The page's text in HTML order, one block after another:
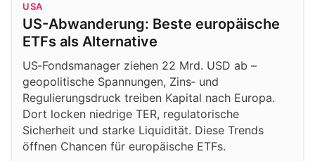
USA
US-Abwanderung: Beste europäische
ETFs als Alternative
US‑Fondsmanager ziehen 22 Mrd. USD ab –
geopolitische Spannungen, Zins‑ und
Regulierungsdruck treiben Kapital nach Europa.
Dort locken niedrige TER, regulatorische
Sicherheit und starke Liquidität. Diese Trends
öffnen Chancen für europäische ETFs.